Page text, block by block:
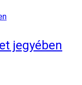
jegyében